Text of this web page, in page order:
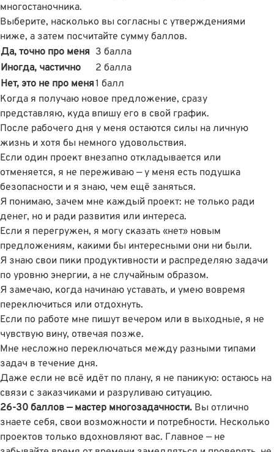
многостаночника.
Выберите, насколько вы согласны с утверждениями
ниже, а затем посчитайте сумму баллов.
Да, точно про меня 3 балла
Иногда, частично
2 балла
Нет, это не про меня1 балл
Когда я получаю новое предложение, сразу
представляю, куда впишу его в свой график.
После рабочего дня у меня остаются силы на личную
жизнь и хотя бы немного удовольствия.
Если один проект внезапно откладывается или
отменяется, я не переживаю — у меня есть подушка
безопасности и я знаю, чем ещё заняться.
Я понимаю, зачем мне каждый проект: не только ради
денег, но и ради развития или интереса.
Если я перегружен, я могу сказать «нет» новым
предложениям, какими бы интересными они ни были.
Я знаю свои пики продуктивности и распределяю задачи
по уровню энергии, а не случайным образом.
Я замечаю, когда начинаю уставать, и умею вовремя
переключиться или отдохнуть.
Если по работе мне пишут вечером или в выходные, я не
чувствую вину, отвечая позже.
Мне несложно переключаться между разными типами
задач в течение дня.
Даже если не всё идёт по плану, я не паникую: остаюсь на
связи с заказчиками и разруливаю ситуацию.
26-30 баллов — мастер многозадачности. Вы отлично
знаете себя, свои возможности и потребности. Несколько
проектов только вдохновляют вас. Главное — не